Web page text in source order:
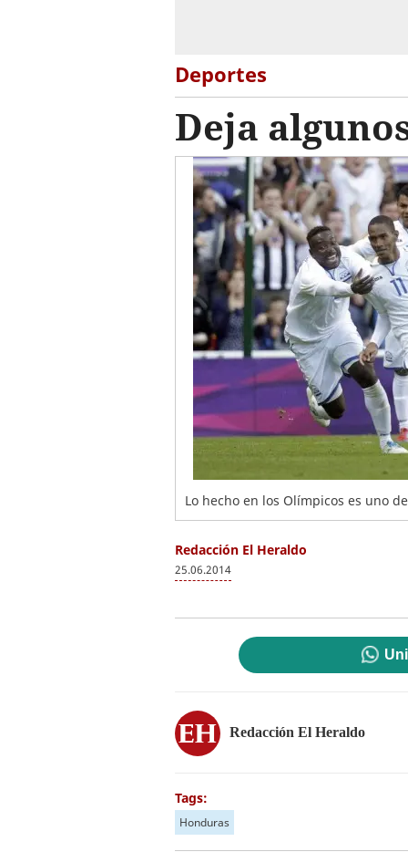
Deportes
Deja
Lo hecho en los Olímpicos es uno
Redacción El Heraldo
25.06.2014
Redacción El Heraldo
Tags:
Honduras